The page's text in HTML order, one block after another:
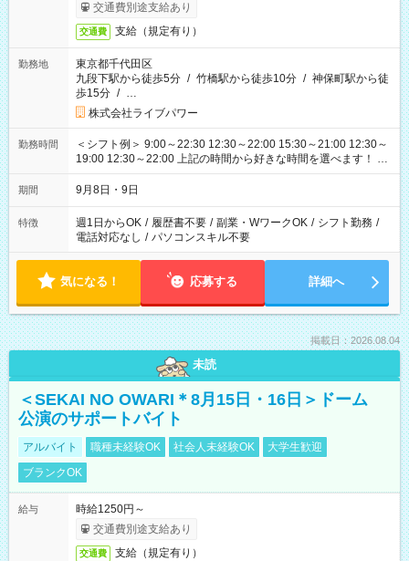
交通費別途支給あり
交通費 支給（規定有り）
勤務地
東京都千代田区
九段下駅から徒歩5分 / 竹橋駅から徒歩10分 / 神保町駅から徒
歩15分 / …
株式会社ライブパワー
勤務時間
＜シフト例＞ 9:00～22:30 12:30～22:00 15:30～21:00 12:30～
19:00 12:30～22:00 上記の時間から好きな時間を選べます！ ※
時間は変更となる可能性があります
期間 9月8日・9日
特徴 週1日からOK / 履歴書不要 / 副業・WワークOK / シフト勤務 /
電話対応なし / パソコンスキル不要
気になる！ 応募する 詳細へ
掲載日：2026.08.04
未読
＜SEKAI NO OWARI＊8月15日・16日＞ドーム
公演のサポートバイト
アルバイト 職種未経験OK 社会人未経験OK
大学生歓迎
ブランクOK
給与
時給1250円～
交通費別途支給あり
交通費 支給（規定有り）